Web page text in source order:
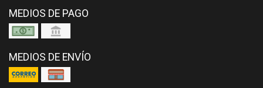
MEDIOS DE PAGO
MEDIOS DE ENVÍO